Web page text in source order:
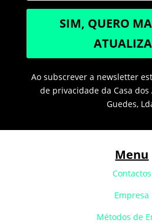
SIM, QUERO
Ao subscrever a newsletter
de privacidade da Casa dos
Guedes,
Menu
Contactos
Empresa
Métodos de